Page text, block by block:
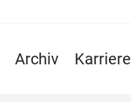
Archiv Karriere